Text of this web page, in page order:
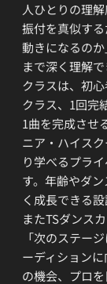
人ひとりの理
振付を真似す
動きになるのか
まで深く理解で
クラスは、初
クラス、1回完
1曲を完成させ
ニア・ハイス
り学べるプラ
す。年齢やダ
く成長できる設
またTSダンス
「次のステー
ーディション
の機会、プロ